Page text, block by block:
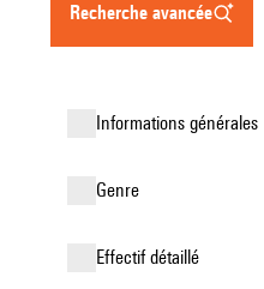
recherche avancée
informations générales
genre
effectif détaillé